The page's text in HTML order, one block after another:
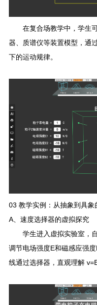
在复合场教学中，学生
器、质谱仪等装置模型，通
下的运动规律。
03 教学实例：从抽象到具象
A、 速度选择器的虚拟探究
学生进入虚拟实验室，
调节电场强度E和磁感应强度
线通过选择器，直观理解